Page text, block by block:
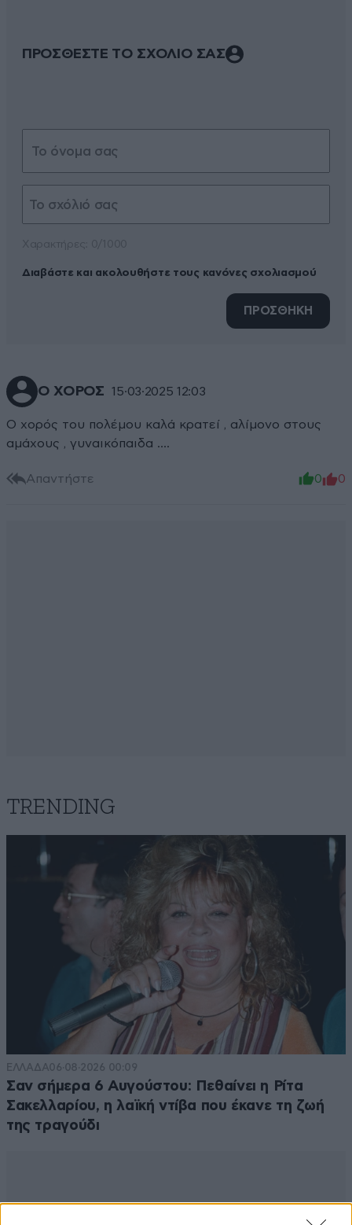
ΠΡΟΣΘΕΣΤΕ ΤΟ ΣΧΟΛΙΟ ΣΑΣ
Διαβάστε και ακολουθήστε τους κανόνες σχολιασμού
ΠΡΟΣΘΗΚΗ
Ο ΧΟΡΟΣ 15·03·2025 12:03
Ο χορός του πολέμου καλά κρατεί , αλίμονο στους
αμάχους , γυναικόπαιδα ….
Απαντήστε 0 0
TRENDING
ΕΛΛΑΔΑ06·08·2026 00:09
Σαν σήμερα 6 Αυγούστου: Πεθαίνει η Ρίτα
Σακελλαρίου, η λαϊκή ντίβα που έκανε τη ζωή
της τραγούδι